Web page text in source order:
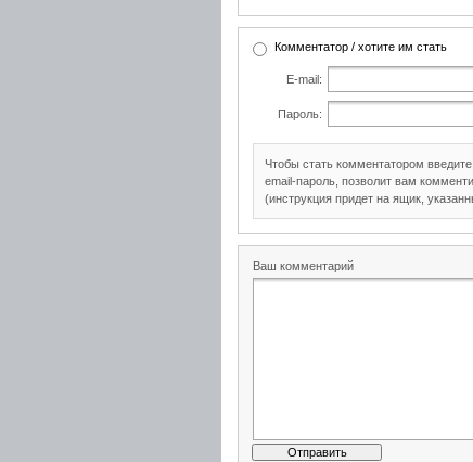
Комментатор / хотите им стать
E-mail:
Пароль:
Чтобы стать комментатором
email-пароль, позволит вам
(инструкция придет на ящик,
Ваш комментарий